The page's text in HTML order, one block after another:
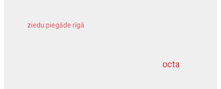
octa
ziedu piegāde rīgā
dziļurbums